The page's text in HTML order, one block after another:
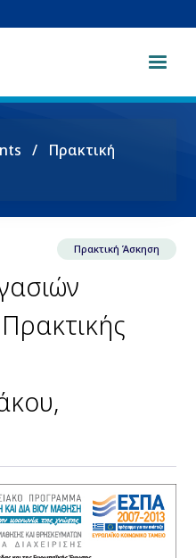
Πρακτική
Πρακτική Άσκηση